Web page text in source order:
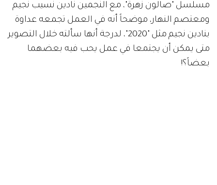
مسلسل "صالون زهرة"، مع النجمين نادين نسيب نجيم
ومعتصم النهار، موضحاً أنه في العمل تجمعه عداوة
بنادين نجيم مثل "2020"، لدرجة أنها سألته خلال التصوير
متى يمكن أن يجتمعا في عمل يحب فيه بعضهما
بعضاً؟!